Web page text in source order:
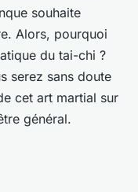
souhaite
Alors, pourquoi
du tai-chi ?
serez sans doute
cet art martial sur
général.